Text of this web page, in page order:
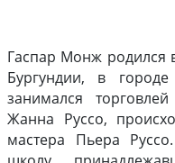
Гаспар Монж родился
Бургундии, в
занимался
Жанна Руссо,
мастера Пьера